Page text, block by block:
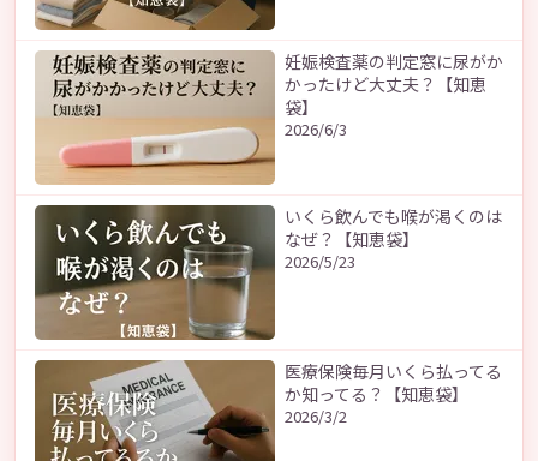
妊娠検査薬の判定窓に尿がか
かったけど大丈夫？【知恵
袋】
2026/6/3
いくら飲んでも喉が渇くのは
なぜ？【知恵袋】
2026/5/23
医療保険毎月いくら払ってる
か知ってる？【知恵袋】
2026/3/2